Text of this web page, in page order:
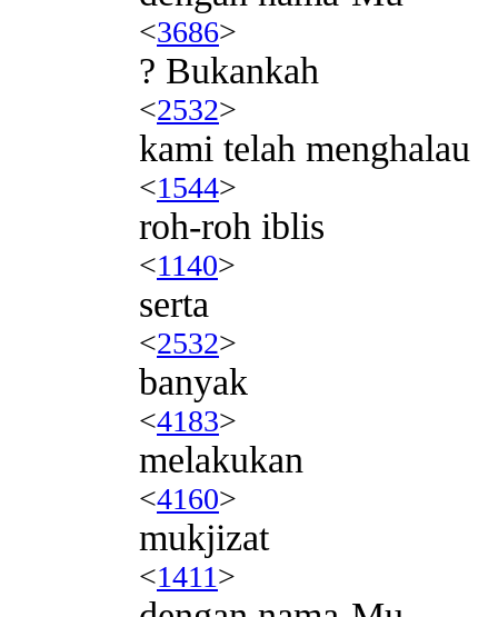
<3686>
? Bukankah
<2532>
kami telah menghalau
<1544>
roh-roh iblis
<1140>
serta
<2532>
banyak
<4183>
melakukan
<4160>
mukjizat
<1411>